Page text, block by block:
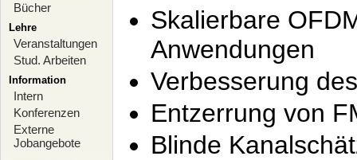
Bücher
Lehre
Veranstaltungen
Stud. Arbeiten
Information
Intern
Konferenzen
Externe
Jobangebote
Skalierbare
Anwendungen
Verbesserung
Entzerrung von
Blinde